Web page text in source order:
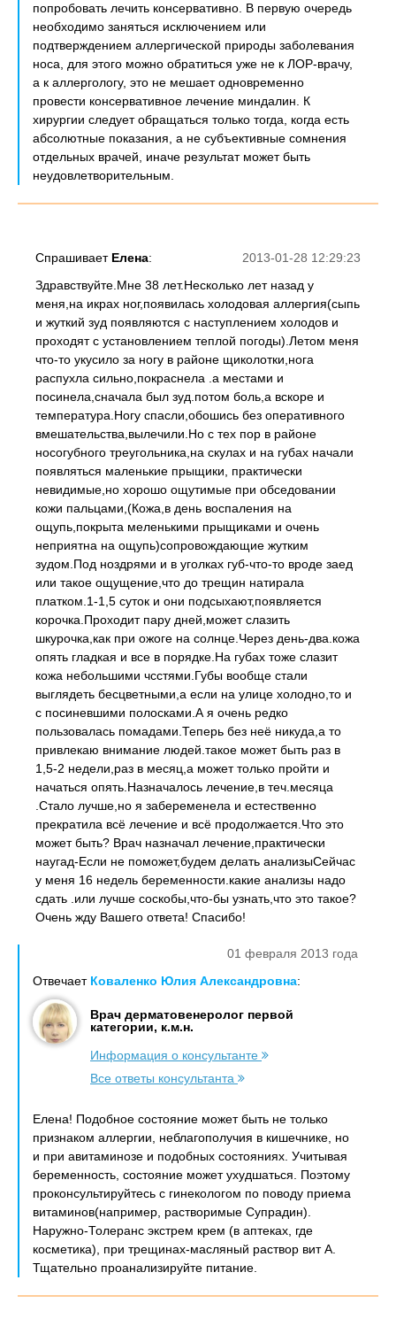
попробовать лечить консервативно. В первую очередь
необходимо заняться исключением или
подтверждением аллергической природы заболевания
носа, для этого можно обратиться уже не к ЛОР-врачу,
а к аллергологу, это не мешает одновременно
провести консервативное лечение миндалин. К
хирургии следует обращаться только тогда, когда есть
абсолютные показания, а не субъективные сомнения
отдельных врачей, иначе результат может быть
неудовлетворительным.
2013-01-28 12:29:23
Спрашивает Елена:
Здравствуйте.Мне 38 лет.Несколько лет назад у
меня,на икрах ног,появилась холодовая аллергия(сыпь
и жуткий зуд появляются с наступлением холодов и
проходят с установлением теплой погоды).Летом меня
что-то укусило за ногу в районе щиколотки,нога
распухла сильно,покраснела .а местами и
посинела,сначала был зуд.потом боль,а вскоре и
температура.Ногу спасли,обошись без оперативного
вмешательства,вылечили.Но с тех пор в районе
носогубного треугольника,на скулах и на губах начали
появляться маленькие прыщики, практически
невидимые,но хорошо ощутимые при обседовании
кожи пальцами,(Кожа,в день воспаления на
ощупь,покрыта меленькими прыщиками и очень
неприятна на ощупь)сопровождающие жутким
зудом.Под ноздрями и в уголках губ-что-то вроде заед
или такое ощущение,что до трещин натирала
платком.1-1,5 суток и они подсыхают,появляется
корочка.Проходит пару дней,может слазить
шкурочка,как при ожоге на солнце.Через день-два.кожа
опять гладкая и все в порядке.На губах тоже слазит
кожа небольшими чсстями.Губы вообще стали
выглядеть бесцветными,а если на улице холодно,то и
с посиневшими полосками.А я очень редко
пользовалась помадами.Теперь без неё никуда,а то
привлекаю внимание людей.такое может быть раз в
1,5-2 недели,раз в месяц,а может только пройти и
начаться опять.Назначалось лечение,в теч.месяца
.Стало лучше,но я забеременела и естественно
прекратила всё лечение и всё продолжается.Что это
может быть? Врач назначал лечение,практически
наугад-Если не поможет,будем делать анализыСейчас
у меня 16 недель беременности.какие анализы надо
сдать .или лучше соскобы,что-бы узнать,что это такое?
Очень жду Вашего ответа! Спасибо!
01 февраля 2013 года
Отвечает Коваленко Юлия Александровна:
Врач дерматовенеролог первой
категории, к.м.н.
Информация о консультанте
Все ответы консультанта
Елена! Подобное состояние может быть не только
признаком аллергии, неблагополучия в кишечнике, но
и при авитаминозе и подобных состояниях. Учитывая
беременность, состояние может ухудшаться. Поэтому
проконсультируйтесь с гинекологом по поводу приема
витаминов(например, растворимые Супрадин).
Наружно-Толеранс экстрем крем (в аптеках, где
косметика), при трещинах-масляный раствор вит А.
Тщательно проанализируйте питание.